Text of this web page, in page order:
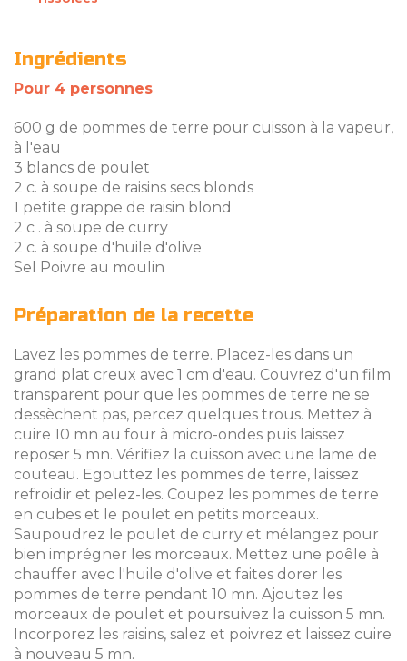
Ingrédients
Pour 4 personnes
600 g de pommes de terre pour cuisson à la vapeur,
à l'eau
3 blancs de poulet
2 c. à soupe de raisins secs blonds
1 petite grappe de raisin blond
2 c . à soupe de curry
2 c. à soupe d'huile d'olive
Sel Poivre au moulin
Préparation de la recette
Lavez les pommes de terre. Placez-les dans un
grand plat creux avec 1 cm d'eau. Couvrez d'un film
transparent pour que les pommes de terre ne se
dessèchent pas, percez quelques trous. Mettez à
cuire 10 mn au four à micro-ondes puis laissez
reposer 5 mn. Vérifiez la cuisson avec une lame de
couteau. Egouttez les pommes de terre, laissez
refroidir et pelez-les. Coupez les pommes de terre
en cubes et le poulet en petits morceaux.
Saupoudrez le poulet de curry et mélangez pour
bien imprégner les morceaux. Mettez une poêle à
chauffer avec l'huile d'olive et faites dorer les
pommes de terre pendant 10 mn. Ajoutez les
morceaux de poulet et poursuivez la cuisson 5 mn.
Incorporez les raisins, salez et poivrez et laissez cuire
à nouveau 5 mn.